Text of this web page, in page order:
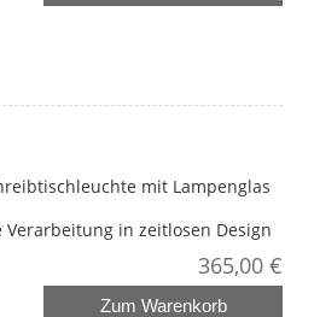
mit Lampenglas
in zeitlosen Design
365,00 €
Zum Warenkorb